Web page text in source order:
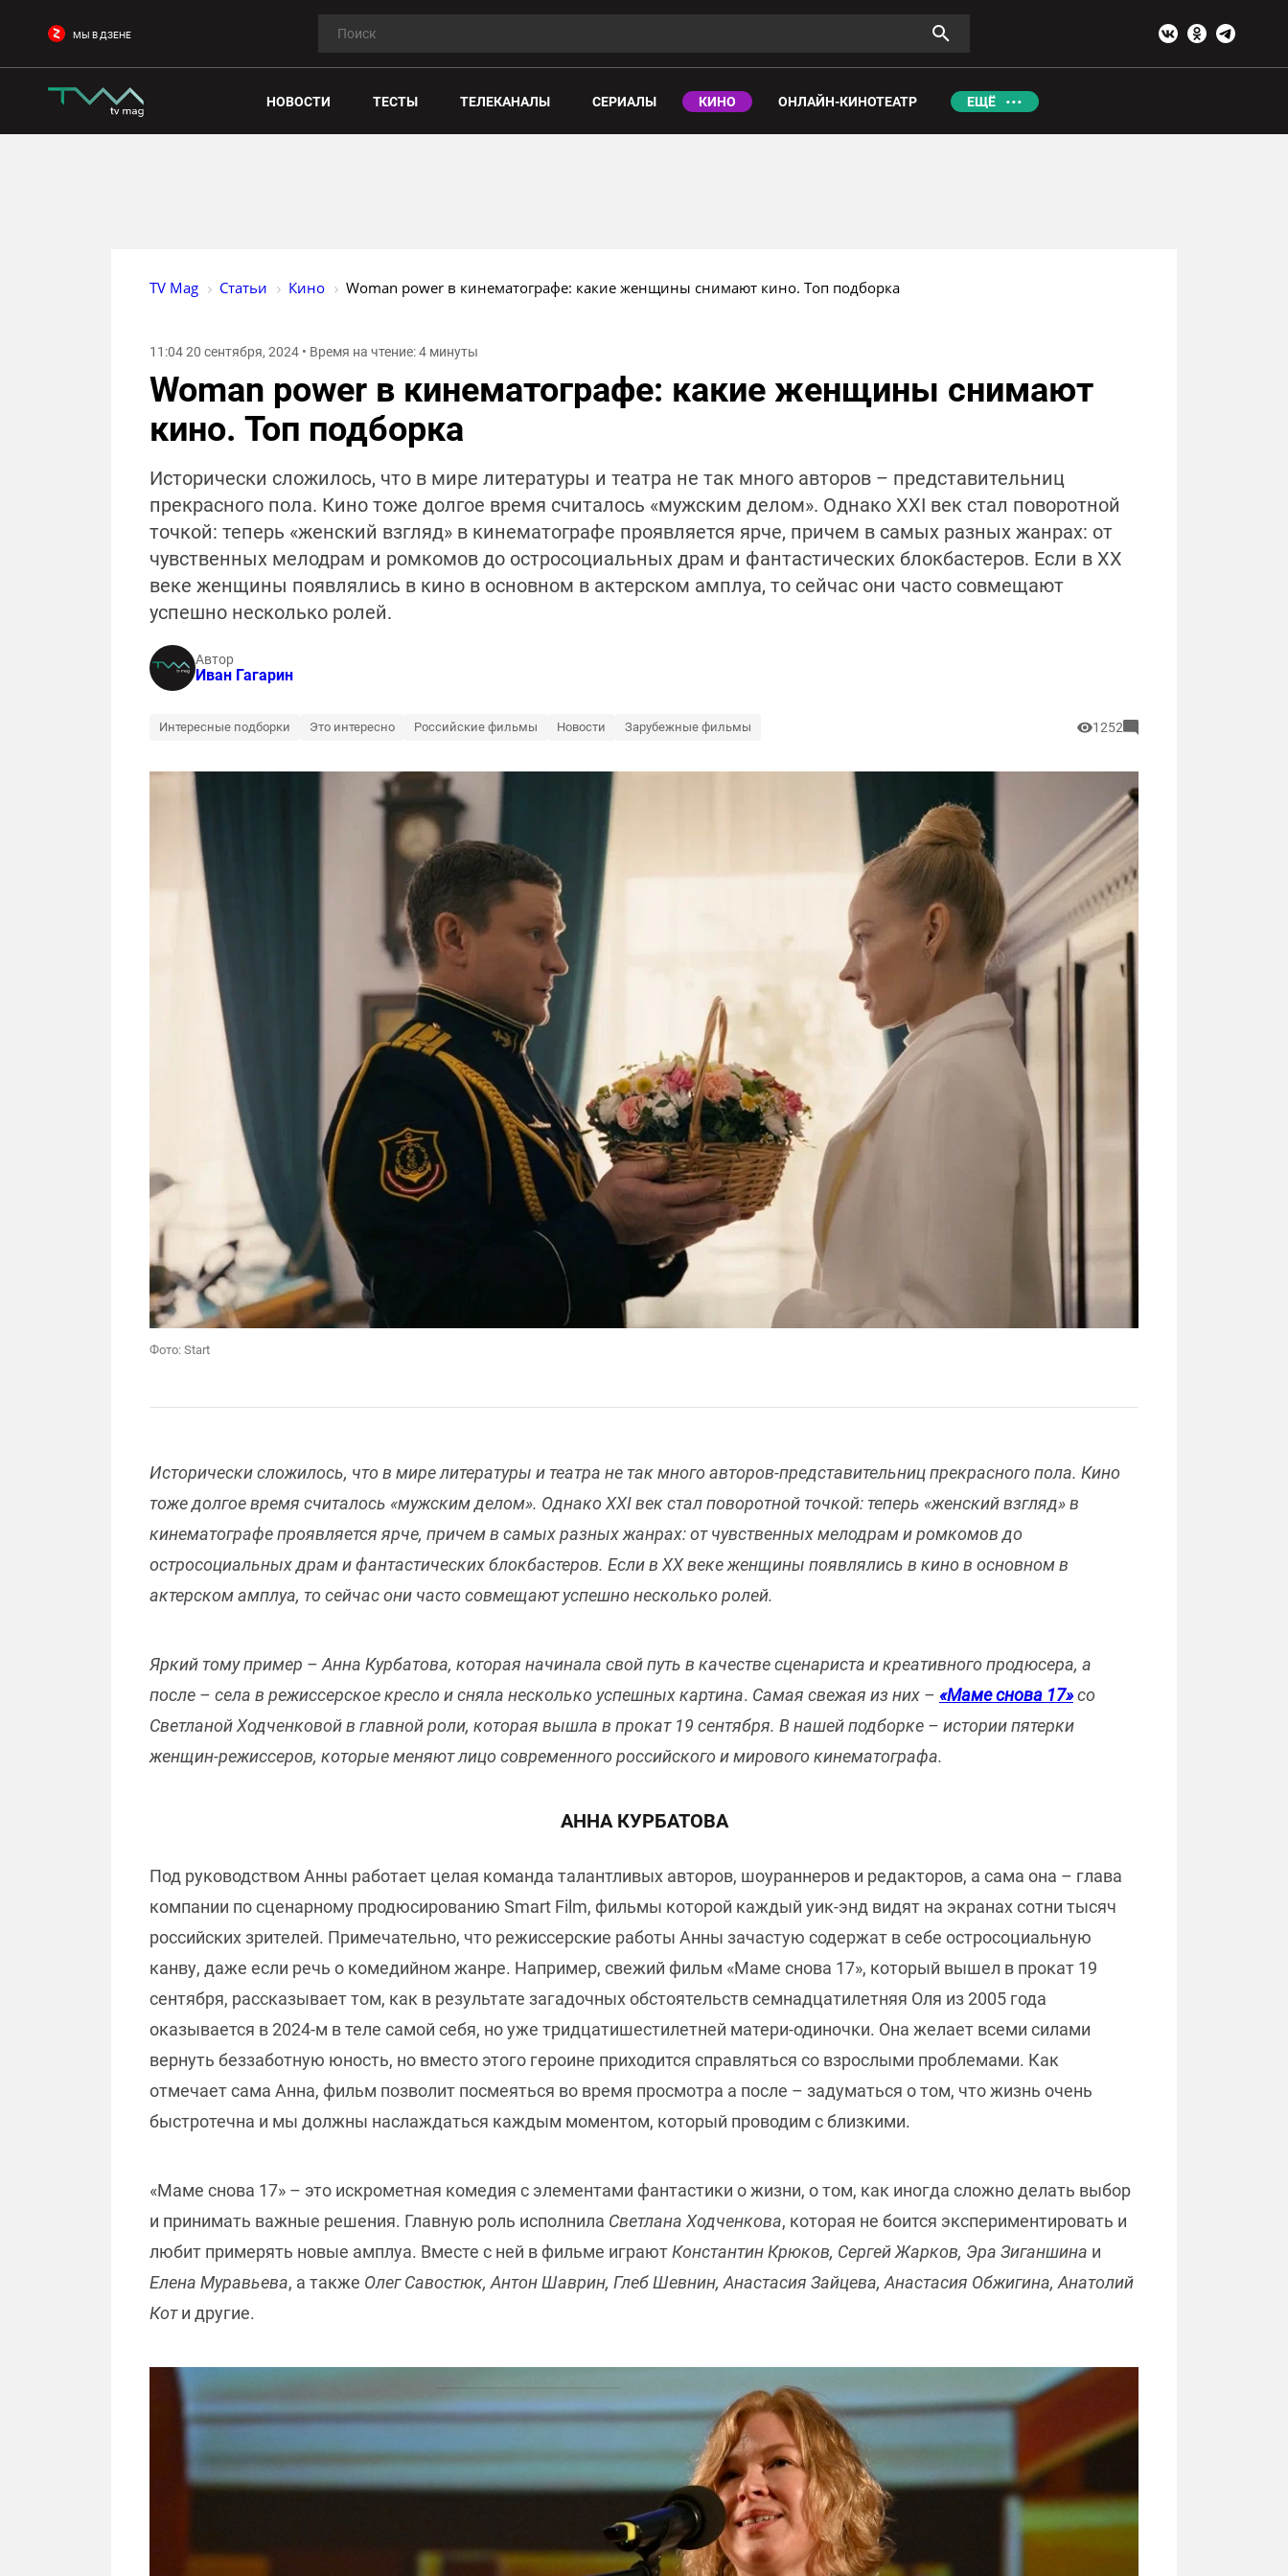
МЫ В ДЗЕНЕ
НОВОСТИ ТЕСТЫ ТЕЛЕКАНАЛЫ СЕРИАЛЫ КИНО ОНЛАЙН-КИНОТЕАТР ЕЩЁ
TV Mag Статьи Кино Woman power в кинематографе: какие женщины снимают кино. Топ подборка
11:04 20 сентября, 2024 • Время на чтение: 4 минуты
Woman power в кинематографе: какие женщины снимают
кино. Топ подборка
Исторически сложилось, что в мире литературы и театра не так много авторов – представительниц
прекрасного пола. Кино тоже долгое время считалось «мужским делом». Однако XXI век стал поворотной
точкой: теперь «женский взгляд» в кинематографе проявляется ярче, причем в самых разных жанрах: от
чувственных мелодрам и ромкомов до остросоциальных драм и фантастических блокбастеров. Если в XX
веке женщины появлялись в кино в основном в актерском амплуа, то сейчас они часто совмещают
успешно несколько ролей.
Автор
Иван Гагарин
Интересные подборки Это интересно Российские фильмы Новости Зарубежные фильмы 1252
Фото: Start
Исторически сложилось, что в мире литературы и театра не так много авторов-представительниц прекрасного пола. Кино
тоже долгое время считалось «мужским делом». Однако XXI век стал поворотной точкой: теперь «женский взгляд» в
кинематографе проявляется ярче, причем в самых разных жанрах: от чувственных мелодрам и ромкомов до
остросоциальных драм и фантастических блокбастеров. Если в XX веке женщины появлялись в кино в основном в
актерском амплуа, то сейчас они часто совмещают успешно несколько ролей.
Яркий тому пример – Анна Курбатова, которая начинала свой путь в качестве сценариста и креативного продюсера, а
после – села в режиссерское кресло и сняла несколько успешных картина. Самая свежая из них – «Маме снова 17»со
Светланой Ходченковой в главной роли, которая вышла в прокат 19 сентября. В нашей подборке – истории пятерки
женщин-режиссеров, которые меняют лицо современного российского и мирового кинематографа.
АННА КУРБАТОВА
Под руководством Анны работает целая команда талантливых авторов, шоураннеров и редакторов, а сама она – глава
компании по сценарному продюсированию Smart Film, фильмы которой каждый уик-энд видят на экранах сотни тысяч
российских зрителей. Примечательно, что режиссерские работы Анны зачастую содержат в себе остросоциальную
канву, даже если речь о комедийном жанре. Например, свежий фильм «Маме снова 17», который вышел в прокат 19
сентября, рассказывает том, как в результате загадочных обстоятельств семнадцатилетняя Оля из 2005 года
оказывается в 2024-м в теле самой себя, но уже тридцатишестилетней матери-одиночки. Она желает всеми силами
вернуть беззаботную юность, но вместо этого героине приходится справляться со взрослыми проблемами. Как
отмечает сама Анна, фильм позволит посмеяться во время просмотра а после – задуматься о том, что жизнь очень
быстротечна и мы должны наслаждаться каждым моментом, который проводим с близкими.
«Маме снова 17» – это искрометная комедия с элементами фантастики о жизни, о том, как иногда сложно делать выбор
и принимать важные решения. Главную роль исполнила Светлана Ходченкова, которая не боится экспериментировать и
любит примерять новые амплуа. Вместе с ней в фильме играютКонстантин Крюков, Сергей Жарков, Эра Зиганшина и
Елена Муравьева, а также Олег Савостюк, Антон Шаврин, Глеб Шевнин, Анастасия Зайцева, Анастасия Обжигина, Анатолий
Коти другие.